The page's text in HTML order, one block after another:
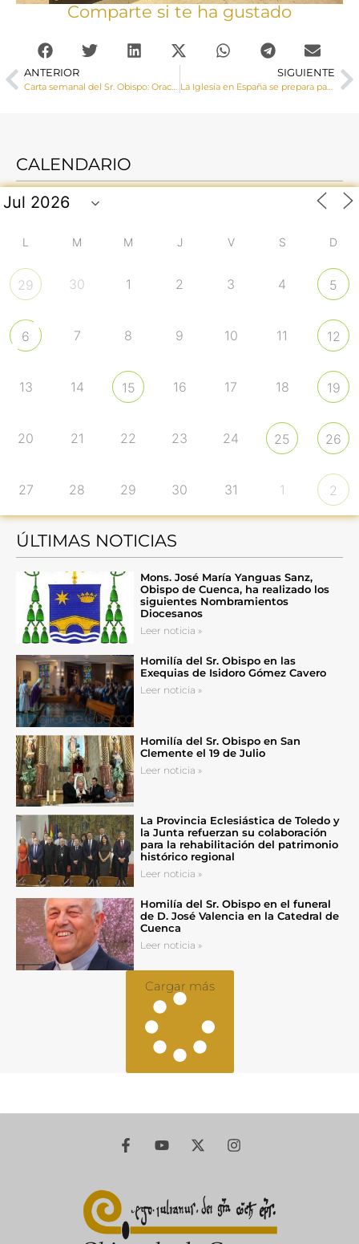
Comparte si te ha gustado
ANTERIOR
Carta semanal del Sr. Obispo: Oración perseverante
SIGUIENTE
La Iglesia en España se prepara para celebrar el Jubileo 2025
CALENDARIO
L M M J V S D
29 30 1 2 3 4 5
6 7 8 9 10 11 12
13 14 15 16 17 18 19
20 21 22 23 24 25 26
27 28 29 30 31 1 2
ÚLTIMAS NOTICIAS
Mons. José María Yanguas Sanz,
Obispo de Cuenca, ha realizado los
siguientes Nombramientos
Diocesanos
Leer noticia »
Homilía del Sr. Obispo en las
Exequias de Isidoro Gómez Cavero
Leer noticia »
Homilía del Sr. Obispo en San
Clemente el 19 de Julio
Leer noticia »
La Provincia Eclesiástica de Toledo y
la Junta refuerzan su colaboración
para la rehabilitación del patrimonio
histórico regional
Leer noticia »
Homilía del Sr. Obispo en el funeral
de D. José Valencia en la Catedral de
Cuenca
Leer noticia »
Cargar más